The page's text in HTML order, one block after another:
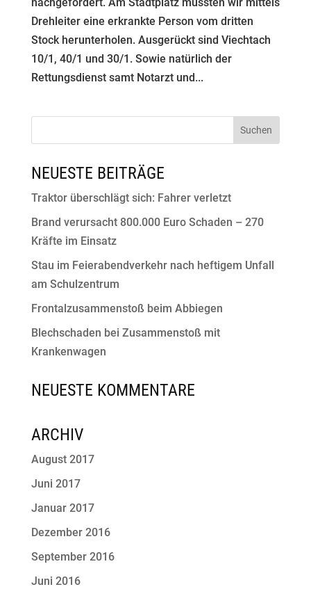
Drehleiter eine erkrankte Person vom dritten
Stock herunterholen. Ausgerückt sind Viechtach
10/1, 40/1 und 30/1. Sowie natürlich der
Rettungsdienst samt Notarzt und...
NEUESTE BEITRÄGE
Traktor überschlägt sich: Fahrer verletzt
Brand verursacht 800.000 Euro Schaden – 270
Kräfte im Einsatz
Stau im Feierabendverkehr nach heftigem Unfall
am Schulzentrum
Frontalzusammenstoß beim Abbiegen
Blechschaden bei Zusammenstoß mit
Krankenwagen
NEUESTE KOMMENTARE
ARCHIV
August 2017
Juni 2017
Januar 2017
Dezember 2016
September 2016
Juni 2016